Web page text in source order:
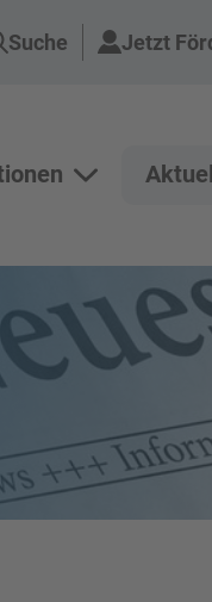
Suche Jetzt
anzeigen
Unterseiten